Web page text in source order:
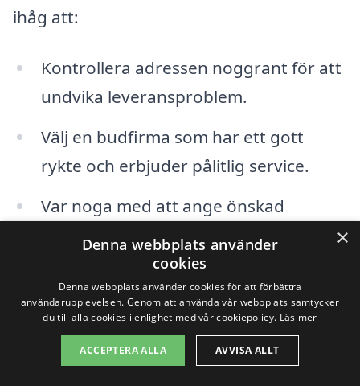
ihåg att:
Kontrollera adressen noggrant för att
undvika leveransproblem.
Välj en budfirma som har ett gott
rykte och erbjuder pålitlig service.
Var noga med att ange önskad
leveranstid för att passa mottagarens
I Lundby finns det många företag som
kan hjälpa dig att skicka blombud, och
agenda varierar från blommor till
×
Denna webbplats använder
cookies
Denna webbplats använder cookies för att förbättra
användarupplevelsen. Genom att använda vår webbplats samtycker
du till alla cookies i enlighet med vår cookiepolicy. Läs mer
ACCEPTERA ALLA AVVISA ALLT